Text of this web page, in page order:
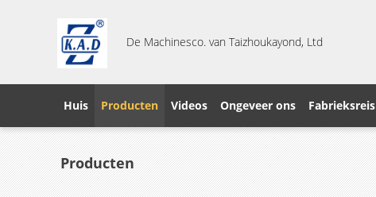
De Machinesco. van Taizhoukayond, Ltd
Huis Producten Videos Ongeveer ons Fabrieksreis
Producten